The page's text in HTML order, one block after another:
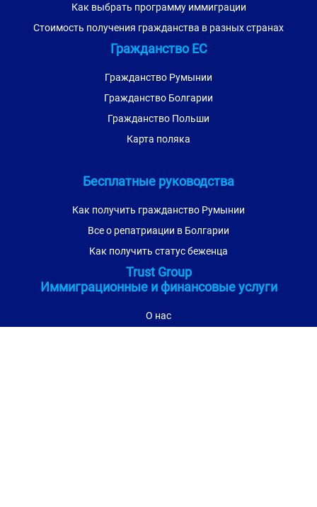
Как выбрать программу иммиграции
Стоимость получения гражданства в разных странах
Гражданство ЕС
Гражданство Румынии
Гражданство Болгарии
Гражданство Польши
Карта поляка
Бесплатные руководства
Как получить гражданство Румынии
Все о репатриации в Болгарии
Как получить статус беженца
Trust Group
Иммиграционные и финансовые услуги
О нас